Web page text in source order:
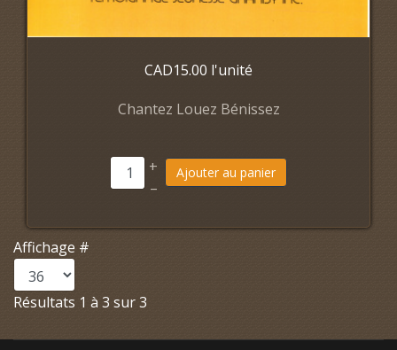
CAD15.00 l'unité
Chantez Louez Bénissez
+
–
Ajouter au panier
Affichage #
Résultats 1 à 3 sur 3